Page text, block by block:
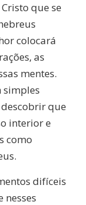
que se
colocará
as
mentes.
simples
que
interior e
como
difíceis
nesses